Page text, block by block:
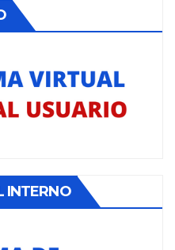
INTERNO